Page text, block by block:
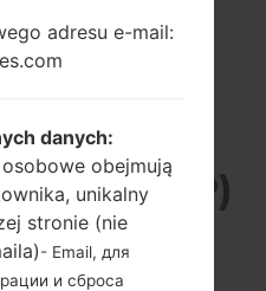
LG VU
adresu e-mail:
danych:
obejmują
unikalny
stronie (nie
- Email, для
и сброса